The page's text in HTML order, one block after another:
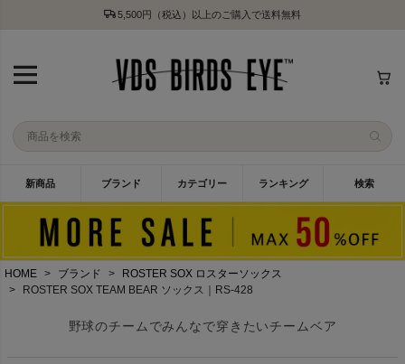
5,500円（税込）以上のご購入で送料無料
新商品 ブランド カテゴリー ランキング 検索
HOME ブランド
ROSTER SOX ロスターソックス
ROSTER SOX TEAM BEAR ソックス｜RS-428
野球のチームでみんなで穿きたいチームベア